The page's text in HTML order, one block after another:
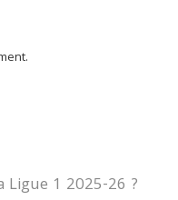
1 2025-26 ?